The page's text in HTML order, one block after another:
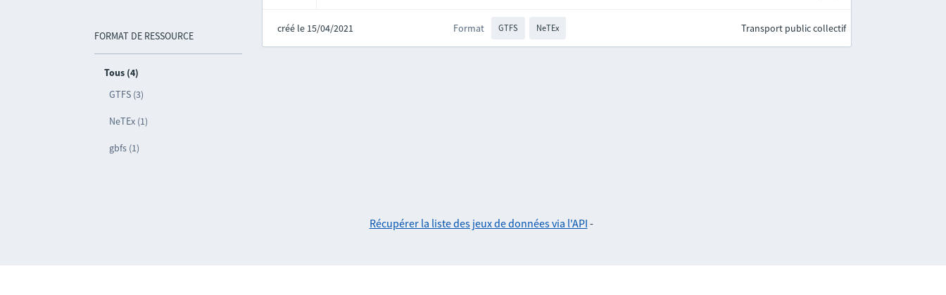
FORMAT DE RESSOURCE
Tous (4)
GTFS (3)
NeTEx (1)
gbfs (1)
créé le 15/04/2021 Format GTFS NeTEx Transport public collectif
Récupérer la liste des jeux de données via l'API -